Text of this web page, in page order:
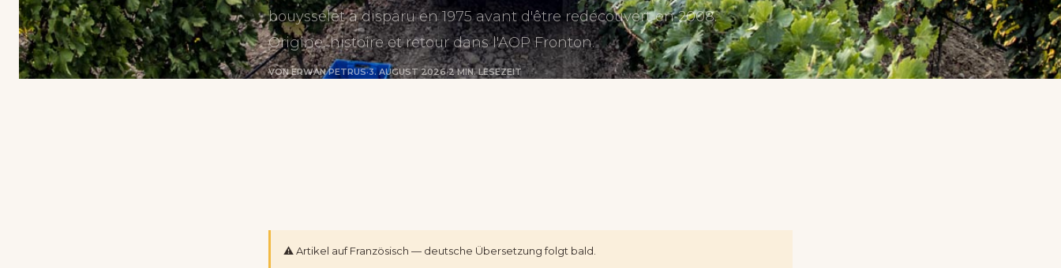
bouysselet a disparu en 1975 avant d'être redécouvert en 2008.
Origine, histoire et retour dans l'AOP Fronton.
VON ERWAN PETRUS·3. AUGUST 2026·2 MIN. LESEZEIT
⚠️ Artikel auf Französisch — deutsche Übersetzung folgt bald.